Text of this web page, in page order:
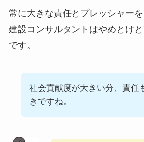
常に大きな責任とプレッシャー
建設コンサルタントはやめとけ
です。
社会貢献度が大きい分、責任
きですね。